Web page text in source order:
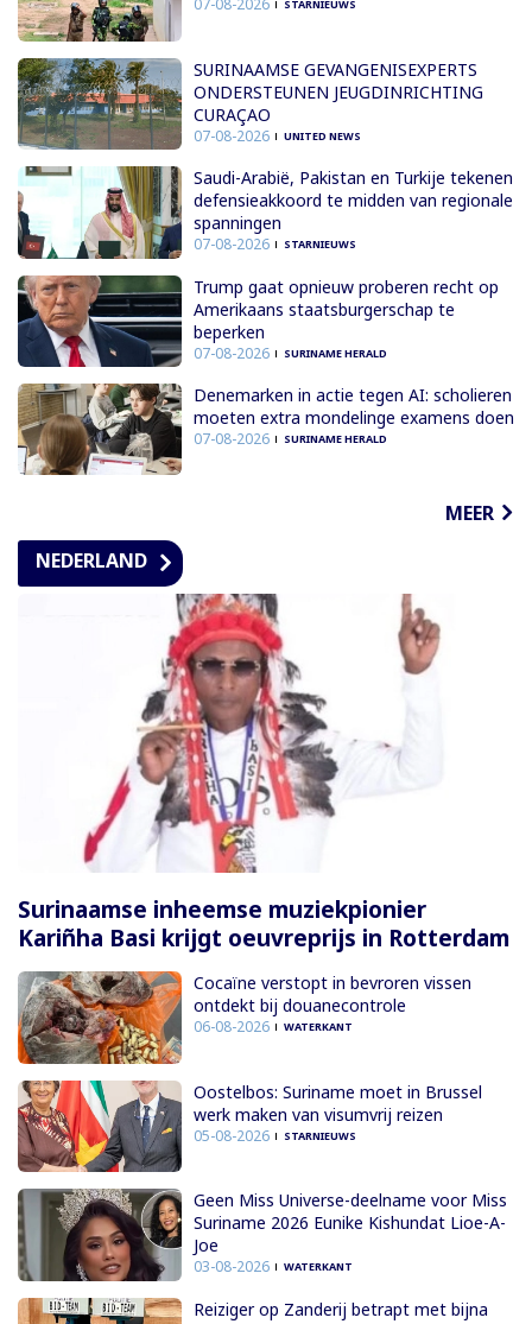
07-08-2026 STARNIEUWS
SURINAAMSE GEVANGENISEXPERTS
ONDERSTEUNEN JEUGDINRICHTING
CURAÇAO
07-08-2026 UNITED NEWS
Saudi-Arabië, Pakistan en Turkije tekenen
defensieakkoord te midden van regionale
spanningen
07-08-2026 STARNIEUWS
Trump gaat opnieuw proberen recht op
Amerikaans staatsburgerschap te
beperken
07-08-2026 SURINAME HERALD
Denemarken in actie tegen AI: scholieren
moeten extra mondelinge examens doen
07-08-2026 SURINAME HERALD
MEER
NEDERLAND
Surinaamse inheemse muziekpionier
Kariñha Basi krijgt oeuvreprijs in Rotterdam
Cocaïne verstopt in bevroren vissen
ontdekt bij douanecontrole
06-08-2026 WATERKANT
Oostelbos: Suriname moet in Brussel
werk maken van visumvrij reizen
05-08-2026 STARNIEUWS
Geen Miss Universe-deelname voor Miss
Suriname 2026 Eunike Kishundat Lioe-A-
Joe
03-08-2026 WATERKANT
Reiziger op Zanderij betrapt met bijna